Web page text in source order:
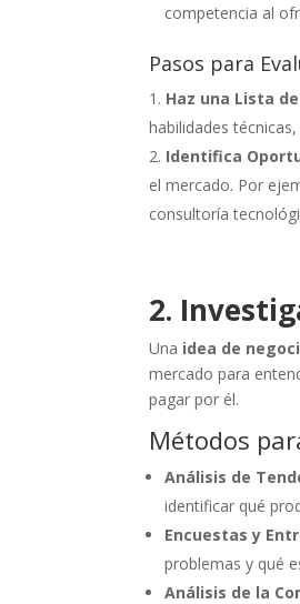
competencia al
Pasos para
Haz una Lista
habilidades
Identifica
el mercado. Por
consultoría
2.
Una idea de
mercado para
pagar por él.
Métodos
Análisis de
identificar qué
Encuestas y
problemas y qué
Análisis de la